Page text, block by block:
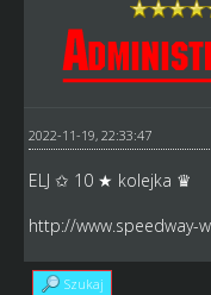
2022-11-19, 22:33:47
ELJ ✩ 10 ★ kolejka ♛
http://www.speedway-
Szukaj